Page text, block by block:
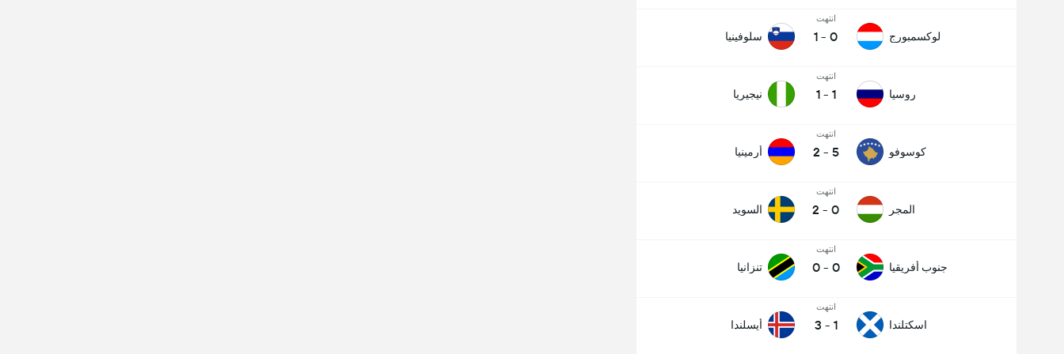
لوكسمبورج
انتهت
0
-
1 سلوفينيا
روسيا
انتهت
1
-
1 نيجيريا
كوسوفو
انتهت
5
-
2 أرمينيا
المجر
انتهت
0
-
2 السويد
جنوب أفريقيا
انتهت
0
-
0 تنزانيا
اسكتلندا
انتهت
1
-
3 أيسلندا